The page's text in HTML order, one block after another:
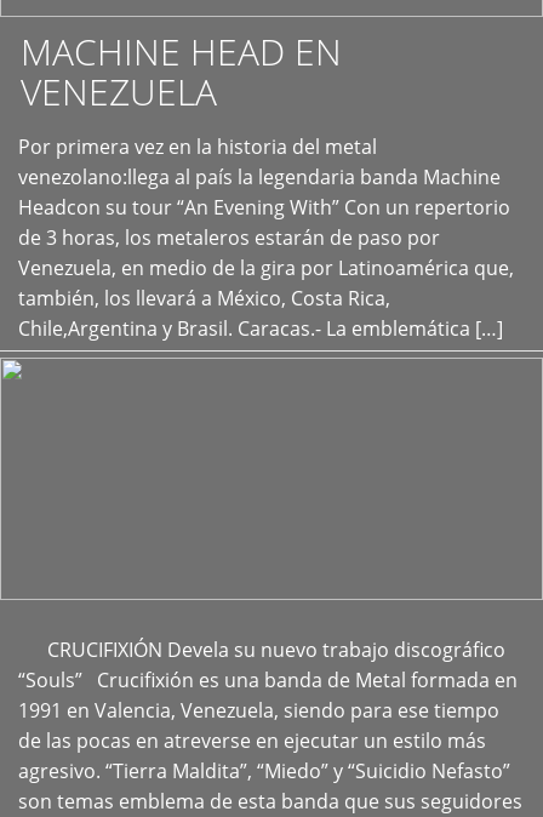
MACHINE HEAD EN
VENEZUELA
Por primera vez en la historia del metal
venezolano:llega al país la legendaria banda Machine
Headcon su tour “An Evening With” Con un repertorio
de 3 horas, los metaleros estarán de paso por
Venezuela, en medio de la gira por Latinoamérica que,
también, los llevará a México, Costa Rica,
Chile,Argentina y Brasil. Caracas.- La emblemática […]
+
CRUCIFIXIÓN Devela su nuevo trabajo discográfico
“Souls” Crucifixión es una banda de Metal formada en
1991 en Valencia, Venezuela, siendo para ese tiempo
de las pocas en atreverse en ejecutar un estilo más
agresivo. “Tierra Maldita”, “Miedo” y “Suicidio Nefasto”
son temas emblema de esta banda que sus seguidores
+